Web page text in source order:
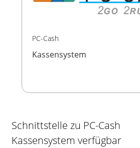
PC-Cash
Kassensystem
Schnittstelle zu PC-Cash
Kassensystem verfügbar